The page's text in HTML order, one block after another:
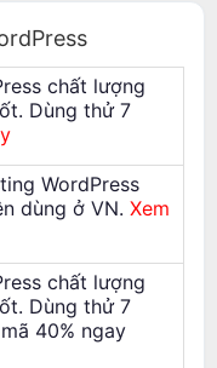
chất lượng
Dùng thử 7
WordPress
dùng ở VN. Xem
chất lượng
Dùng thử 7
40% ngay